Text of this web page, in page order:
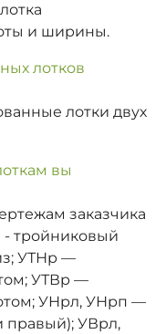
и ширины.
лотков
лотки двух
вы
заказчика
- тройниковый
УТНр —
УТВр —
УНрл, УНрп —
правый); УВрл,